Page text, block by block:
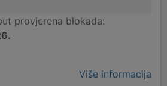
provjerena blokada:
Više informacija